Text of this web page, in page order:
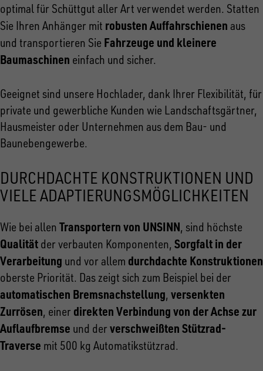
optimal für Schüttgut aller Art verwendet werden. Statten
Sie Ihren Anhänger mit robusten Auffahrschienen aus
und transportieren Sie Fahrzeuge und kleinere
Baumaschinen einfach und sicher.
Geeignet sind unsere Hochlader, dank Ihrer Flexibilität, für
private und gewerbliche Kunden wie Landschaftsgärtner,
Hausmeister oder Unternehmen aus dem Bau- und
Baunebengewerbe.
DURCHDACHTE KONSTRUKTIONEN UND
VIELE ADAPTIERUNGSMÖGLICHKEITEN
Wie bei allen Transportern von UNSINN, sind höchste
Qualität der verbauten Komponenten, Sorgfalt in der
Verarbeitung und vor allem durchdachte Konstruktionen
oberste Priorität. Das zeigt sich zum Beispiel bei der
automatischen Bremsnachstellung, versenkten
Zurrösen, einer direkten Verbindung von der Achse zur
Auflaufbremse und der verschweißten Stützrad-
Traverse mit 500 kg Automatikstützrad.